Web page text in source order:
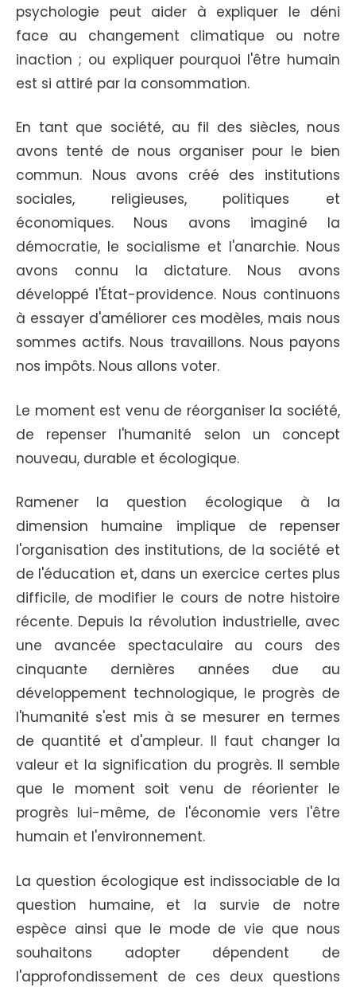
psychologie peut aider à expliquer le déni
face au changement climatique ou notre
inaction ; ou expliquer pourquoi l'être humain
est si attiré par la consommation.
En tant que société, au fil des siècles, nous
avons tenté de nous organiser pour le bien
commun. Nous avons créé des institutions
sociales, religieuses, politiques et
économiques. Nous avons imaginé la
démocratie, le socialisme et l'anarchie. Nous
avons connu la dictature. Nous avons
développé l'État-providence. Nous continuons
à essayer d'améliorer ces modèles, mais nous
sommes actifs. Nous travaillons. Nous payons
nos impôts. Nous allons voter.
Le moment est venu de réorganiser la société,
de repenser l'humanité selon un concept
nouveau, durable et écologique.
Ramener la question écologique à la
dimension humaine implique de repenser
l'organisation des institutions, de la société et
de l'éducation et, dans un exercice certes plus
difficile, de modifier le cours de notre histoire
récente. Depuis la révolution industrielle, avec
une avancée spectaculaire au cours des
cinquante dernières années due au
développement technologique, le progrès de
l'humanité s'est mis à se mesurer en termes
de quantité et d'ampleur. Il faut changer la
valeur et la signification du progrès. Il semble
que le moment soit venu de réorienter le
progrès lui-même, de l'économie vers l'être
humain et l'environnement.
La question écologique est indissociable de la
question humaine, et la survie de notre
espèce ainsi que le mode de vie que nous
souhaitons adopter dépendent de
l'approfondissement de ces deux questions